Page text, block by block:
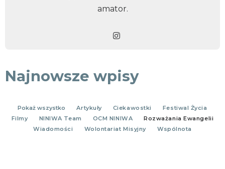
amator.
Najnowsze wpisy
Pokaż wszystko Artykuły Ciekawostki
Festiwal Życia
Filmy
NINIWA Team OCM NINIWA
Rozważania Ewangelii
Wiadomości
Wolontariat Misyjny Wspólnota